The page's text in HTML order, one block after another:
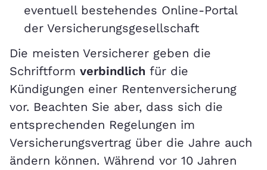
eventuell bestehendes Online-Portal
der Versicherungsgesellschaft
Die meisten Versicherer geben die
Schriftform verbindlich für die
Kündigungen einer Rentenversicherung
vor. Beachten Sie aber, dass sich die
entsprechenden Regelungen im
Versicherungsvertrag über die Jahre auch
ändern können. Während vor 10 Jahren